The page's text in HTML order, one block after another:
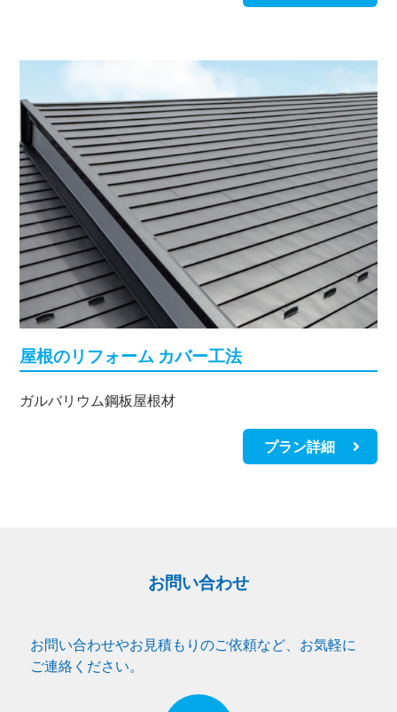
屋根のリフォーム カバー工法
ガルバリウム鋼板屋根材
プラン詳細
お問い合わせ
お問い合わせやお見積もりのご依頼など、お気軽に
ご連絡ください。